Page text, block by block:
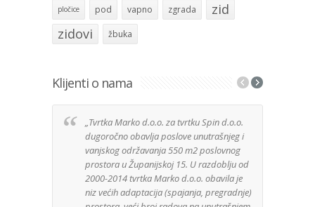
pločice pod vapno zgrada
zid
zidovi
žbuka
Klijenti o nama
„Tvrtka Marko d.o.o. za tvrtku Spin d.o.o.
dugoročno obavlja poslove unutrašnjeg i
vanjskog održavanja 550 m2 poslovnog
prostora u Županijskoj 15. U razdoblju od
2000-2014 tvrtka Marko d.o.o. obavila je
niz većih adaptacija (spajanja, pregradnje)